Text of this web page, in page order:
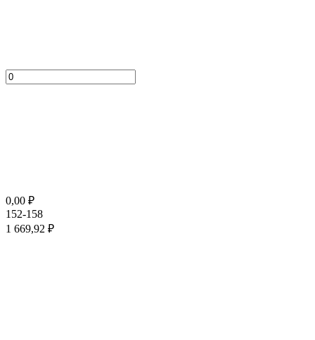
0,00 ₽
152-158
1 669,92 ₽